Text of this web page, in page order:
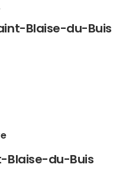
Blaise-du-Buis
Blaise-du-Buis